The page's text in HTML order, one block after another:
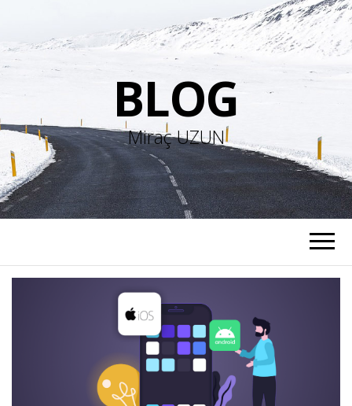
BLOG
Miraç UZUN